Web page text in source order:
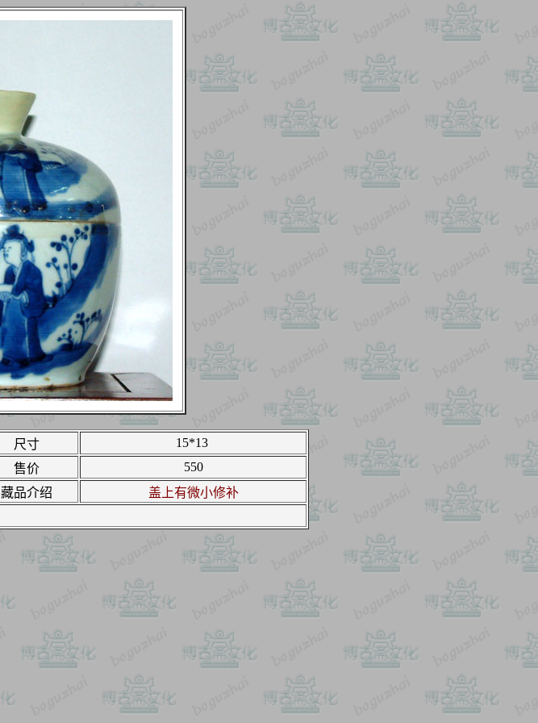
尺寸
15*13
售价
550
藏品介绍 盖上有微小修补